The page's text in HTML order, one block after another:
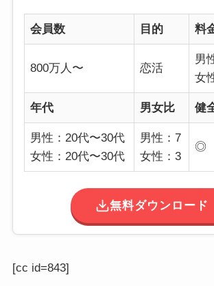
会員数 目的 料
800万人〜 恋活
男
女
年代 男女比 健
男性：20代〜30代
女性：20代〜30代
男性：7
女性：3
◎
無料ダウンロード
[cc id=843]